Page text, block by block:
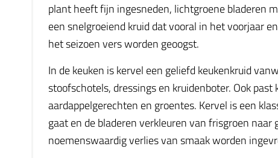
plant heeft fijn ingesneden, lichtgroene bladeren
een snelgroeiend kruid dat vooral in het voorjaar
het seizoen vers worden geoogst.
In de keuken is kervel een geliefd keukenkruid
stoofschotels, dressings en kruidenboter. Ook
aardappelgerechten en groentes. Kervel is een
gaat en de bladeren verkleuren van frisgroen
noemenswaardig verlies van smaak worden